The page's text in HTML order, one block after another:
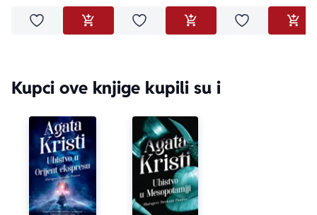
Dodaj u omiljeneDODAJ U KORPUDodaj u omiljeneDODAJ U KORPU
Dodaj u
Kupci ove knjige kupili su i